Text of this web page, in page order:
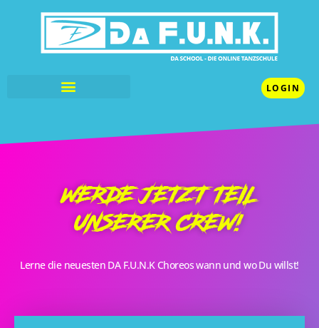
LOGIN
WERDE JETZT TEIL
UNSERER CREW!
Lerne die neuesten DA F.U.N.K Choreos wann und wo Du willst!